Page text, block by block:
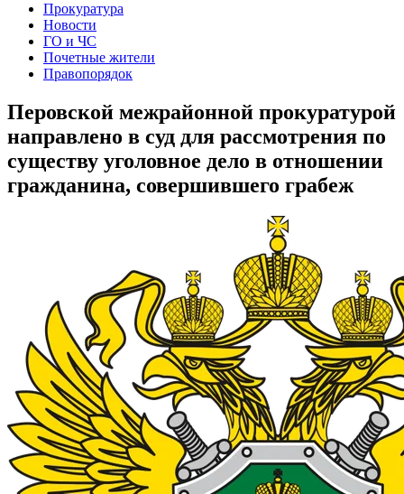
Прокуратура
Новости
ГО и ЧС
Почетные жители
Правопорядок
Перовской межрайонной прокуратурой
направлено в суд для рассмотрения по
существу уголовное дело в отношении
гражданина, совершившего грабеж